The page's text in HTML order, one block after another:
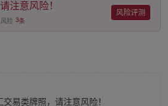
注意风险！
风险 3条
风险评测
交易类牌照，请注意风险！